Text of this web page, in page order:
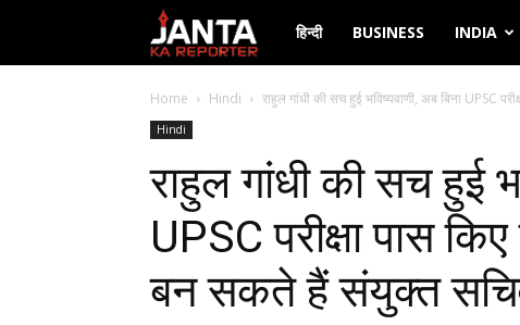
Janta
Ka
Reporter
हिन्दी BUSINESS INDIA
Home Hindi राहुल गांधी की सच हुई भविष्यवाणी, अब बिना UPSC
Hindi
राहुल गांधी की सच हुई
UPSC परीक्षा पास
बन सकते हैं संयुक्त